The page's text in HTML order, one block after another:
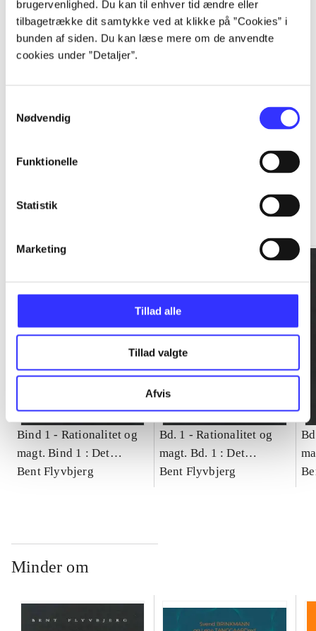
brugervenlighed. Du kan til enhver tid ændre eller
tilbagetrække dit samtykke ved at klikke på ”Cookies” i
bunden af siden. Du kan læse mere om de anvendte
cookies under ”Detaljer”.
Nødvendig
Funktionelle
Statistik
Marketing
Tillad alle
Tillad valgte
Afvis
...
Bind 1 - Rationalitet og
magt. Bind 1 : Det
konkretes videnskab
Bent Flyvbjerg
Bd. 1 -Rationalitet og
magt. Bd. 1 : Det
konkretes videnskab
Bent Flyvbjerg
Minder om